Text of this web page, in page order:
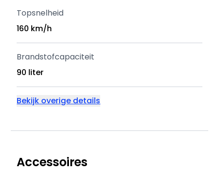
Topsnelheid
160 km/h
Brandstofcapaciteit
90 liter
Bekijk overige details
Accessoires